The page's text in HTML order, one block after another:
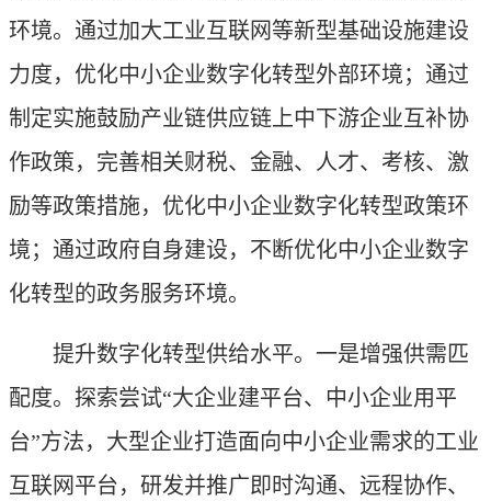
环境。通过加大工业互联网等新型基础设施建设
力度，优化中小企业数字化转型外部环境；通过
制定实施鼓励产业链供应链上中下游企业互补协
作政策，完善相关财税、金融、人才、考核、激
励等政策措施，优化中小企业数字化转型政策环
境；通过政府自身建设，不断优化中小企业数字
化转型的政务服务环境。
提升数字化转型供给水平。一是增强供需匹
配度。探索尝试“大企业建平台、中小企业用平
台”方法，大型企业打造面向中小企业需求的工业
互联网平台，研发并推广即时沟通、远程协作、